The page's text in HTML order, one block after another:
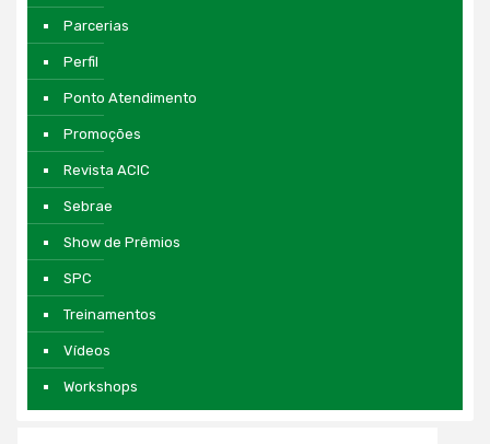
Parcerias
Perfil
Ponto Atendimento
Promoções
Revista ACIC
Sebrae
Show de Prêmios
SPC
Treinamentos
Vídeos
Workshops